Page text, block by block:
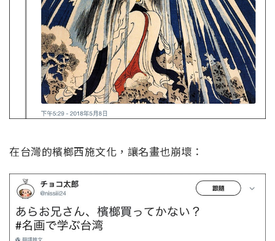
在台灣的檳榔西施文化，讓名畫也崩壞：